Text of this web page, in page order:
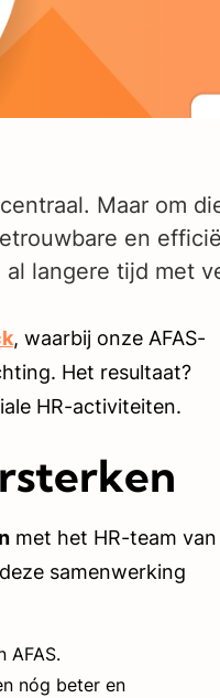
Maar om
en
langere tijd met
, waarbij onze AFAS-
Het resultaat?
HR-activiteiten.
met het HR-team van
samenwerking
AFAS.
nóg beter en